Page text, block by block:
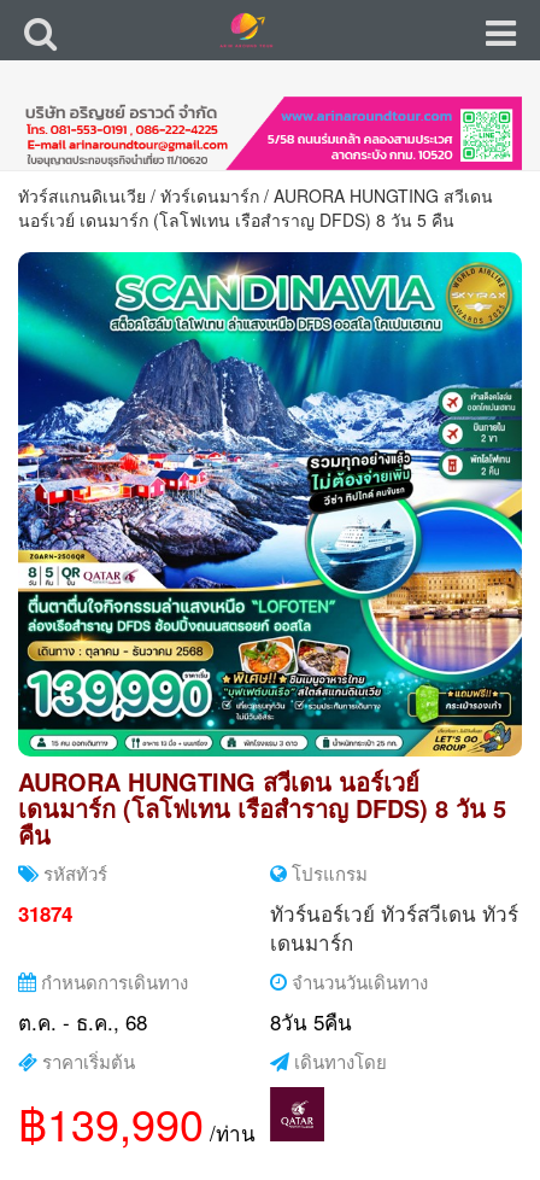
ทัวร์สแกนดิเนเวีย / ทัวร์เดนมาร์ก / AURORA HUNGTING สวีเดน
นอร์เวย์ เดนมาร์ก (โลโฟเทน เรือสำราญ DFDS) 8 วัน 5 คืน
AURORA HUNGTING สวีเดน นอร์เวย์
เดนมาร์ก (โลโฟเทน เรือสำราญ DFDS) 8 วัน 5
คืน
รหัสทัวร์
31874
โปรแกรม
ทัวร์นอร์เวย์ ทัวร์สวีเดน ทัวร์
เดนมาร์ก
กำหนดการเดินทาง
ต.ค. - ธ.ค., 68
จำนวนวันเดินทาง
8วัน 5คืน
ราคาเริ่มต้น
฿139,990 /ท่าน
เดินทางโดย